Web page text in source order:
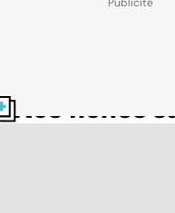
Nos fiches